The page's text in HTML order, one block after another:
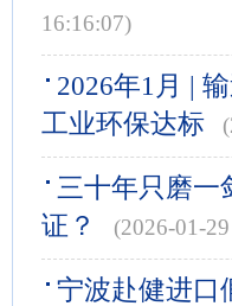
16:16:07)
2026年1月 |
工业环保达标
三十年只磨一
证？
(2026-01-
宁波赴健进口